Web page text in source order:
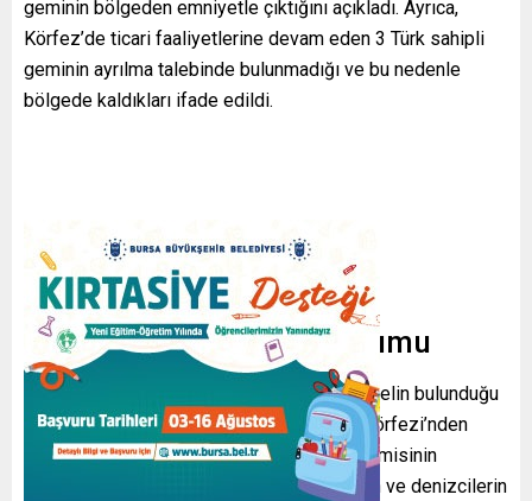
geminin bölgeden emniyetle çıktığını açıkladı. Ayrıca,
Körfez’de ticari faaliyetlerine devam eden 3 Türk sahipli
geminin ayrılma talebinde bulunmadığı ve bu nedenle
bölgede kaldıkları ifade edildi.
Personel ve güvenlik durumu
Bekleyen gemilerde toplam 99 Türk personelin bulunduğu
bilgisini paylaşan Bakan, şu an için Basra Körfezi’nden
ayrılma talebinde bulunan başka bir Türk gemisinin
olmadığını vurguladı. Uraloğlu, vatandaşların ve denizcilerin